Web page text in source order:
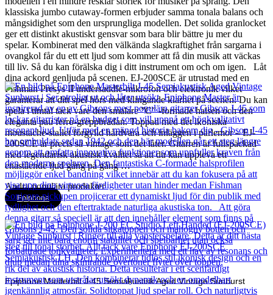
klassiska jumbo cutaway-formen erbjuder samma tonala balans och
mångsidighet som den ursprungliga modellen. Det solida granlocket
ger ett distinkt akustiskt gensvar som bara blir bättre ju mer du
spelar. Kombinerat med den välkända slagkraftighet från sargarna i
ovangkol får du ett ett ljud som kommer att få din musik att väckas
till liv. Så du kan förälska dig i ditt instrument om och om igen. Låt
dina ackord genljuda på scenen. EJ-200SCE är utrustad med en
Fishman Presys II undersaddle-mikrofon och elektronik vilket
garanterar att ditt spel hörs med klingande klarhet på scenen. Du kan
spela i timtal tack vare den smalare ”C” -formade halsen och den
eleganta pau ferro-greppbrädan. Toppad med det ikoniska
moustache-stallet förgylld hårdvara och inläggen i pärlemor – EJ-
200SCE är precis så vintage som det låter. Gitarren är fullspäckad
med legendarisk akustisk kvalitet så att du kan uppleva ett
enastående ljud gång på gång …
Andra populära produkter
Epiphone
Epiphone Masterbilt J-45 Semiakustisk Aged Vintage Sunburst